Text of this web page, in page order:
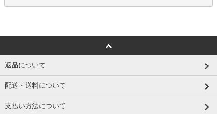
返品について
配送・送料について
支払い方法について